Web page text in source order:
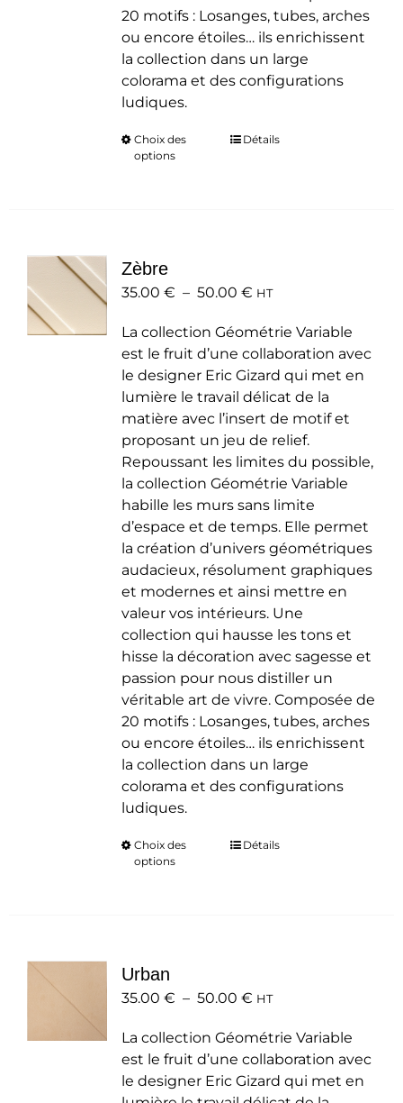
20 motifs : Losanges, tubes, arches
ou encore étoiles… ils enrichissent
la collection dans un large
colorama et des configurations
ludiques.
Choix des
options
Ce
peuvent
choisies
sur
la
page
du
produit
Détails
Zèbre
35.00 € – 50.00 €Plage
prix :
35.00 €
à
50.00 €
HT
La collection Géométrie Variable
est le fruit d’une collaboration avec
le designer Eric Gizard qui met en
lumière le travail délicat de la
matière avec l’insert de motif et
proposant un jeu de relief.
Repoussant les limites du possible,
la collection Géométrie Variable
habille les murs sans limite
d’espace et de temps. Elle permet
la création d’univers géométriques
audacieux, résolument graphiques
et modernes et ainsi mettre en
valeur vos intérieurs. Une
collection qui hausse les tons et
hisse la décoration avec sagesse et
passion pour nous distiller un
véritable art de vivre. Composée de
20 motifs : Losanges, tubes, arches
ou encore étoiles… ils enrichissent
la collection dans un large
colorama et des configurations
ludiques.
Choix des
options
Ce
peuvent
choisies
sur
la
Détails
Urban
35.00 € – 50.00 €Plage
prix :
35.00 €
à
HT
La collection Géométrie Variable
est le fruit d’une collaboration avec
le designer Eric Gizard qui met en